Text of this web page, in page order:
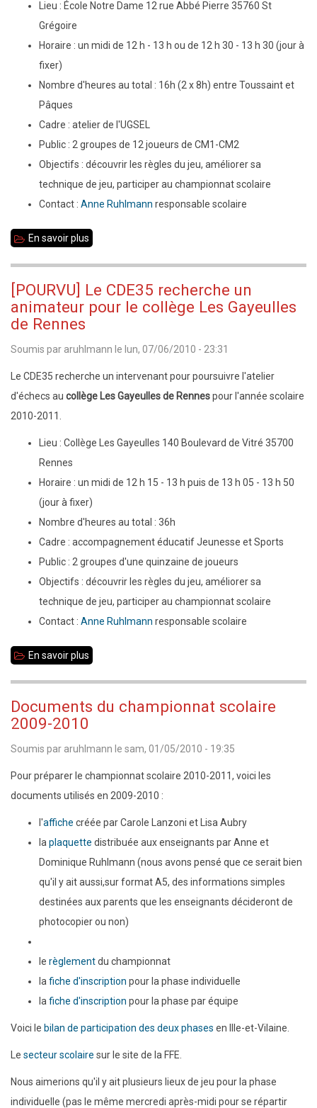
Rennes
Lieu : École Notre Dame 12 rue Abbé Pierre 35760 St
Grégoire
Horaire : un midi de 12 h - 13 h ou de 12 h 30 - 13 h 30 (jour à
fixer)
Nombre d'heures au total : 16h (2 x 8h) entre Toussaint et
Pâques
Cadre : atelier de l'UGSEL
Public : 2 groupes de 12 joueurs de CM1-CM2
Objectifs : découvrir les règles du jeu, améliorer sa
technique de jeu, participer au championnat scolaire
Contact : Anne Ruhlmann responsable scolaire
En savoir plus
CDE35
recherche
pour
l'école
Dame
Saint-
Grégoire
[POURVU] Le CDE35 recherche un
animateur pour le collège Les Gayeulles
de Rennes
Soumis par aruhlmann le lun, 07/06/2010 - 23:31
Le CDE35 recherche un intervenant pour poursuivre l'atelier
d'échecs au collège Les Gayeulles de Rennespour l'année scolaire
2010-2011.
Lieu : Collège Les Gayeulles 140 Boulevard de Vitré 35700
Rennes
Horaire : un midi de 12 h 15 - 13 h puis de 13 h 05 - 13 h 50
(jour à fixer)
Nombre d'heures au total : 36h
Cadre : accompagnement éducatif Jeunesse et Sports
Public : 2 groupes d'une quinzaine de joueurs
Objectifs : découvrir les règles du jeu, améliorer sa
technique de jeu, participer au championnat scolaire
Contact : Anne Ruhlmann responsable scolaire
En savoir plus
CDE35
un
animateur
pour
Documents du championnat scolaire
2009-2010
Soumis par aruhlmann le sam, 01/05/2010 - 19:35
Pour préparer le championnat scolaire 2010-2011, voici les
documents utilisés en 2009-2010 :
l'affiche créée par Carole Lanzoni et Lisa Aubry
la plaquette distribuée aux enseignants par Anne et
Dominique Ruhlmann (nous avons pensé que ce serait bien
qu'il y ait aussi,sur format A5, des informations simples
destinées aux parents que les enseignants décideront de
photocopier ou non)
le règlementdu championnat
la fiche d'inscription pour la phase individuelle
la fiche d'inscription pour la phase par équipe
Voici le bilan de participation des deux phases en Ille-et-Vilaine.
Le secteur scolaire sur le site de la FFE.
Nous aimerions qu'il y ait plusieurs lieux de jeu pour la phase
individuelle (pas le même mercredi après-midi pour se répartir